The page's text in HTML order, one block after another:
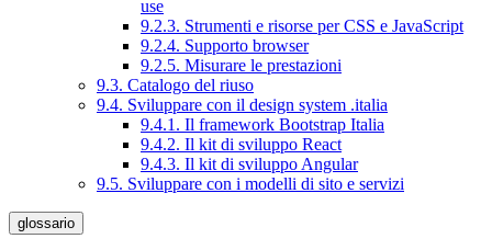
use
9.2.3. Strumenti e risorse per CSS e JavaScript
9.2.4. Supporto browser
9.2.5. Misurare le prestazioni
9.3. Catalogo del riuso
9.4. Sviluppare con il design system .italia
9.4.1. Il framework Bootstrap Italia
9.4.2. Il kit di sviluppo React
9.4.3. Il kit di sviluppo Angular
9.5. Sviluppare con i modelli di sito e servizi
glossario